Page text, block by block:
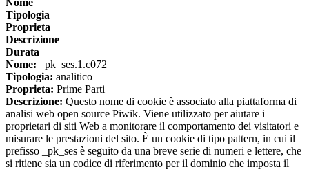
Nome
Tipologia
Proprieta
Descrizione
Durata
Nome: _pk_ses.1.c072
Tipologia: analitico
Proprieta: Prime Parti
Descrizione: Questo nome di cookie è associato alla piattaforma di
analisi web open source Piwik. Viene utilizzato per aiutare i
proprietari di siti Web a monitorare il comportamento dei visitatori e
misurare le prestazioni del sito. È un cookie di tipo pattern, in cui il
prefisso _pk_ses è seguito da una breve serie di numeri e lettere, che
si ritiene sia un codice di riferimento per il dominio che imposta il